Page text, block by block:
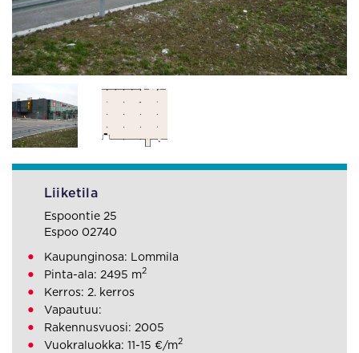
Liiketila
Espoontie 25
Espoo 02740
Kaupunginosa: Lommila
Pinta-ala: 2495 m2
Kerros: 2. kerros
Vapautuu:
Rakennusvuosi: 2005
Vuokraluokka: 11-15 €/m2